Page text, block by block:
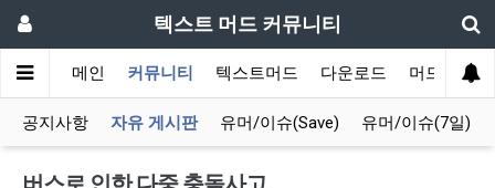
텍스트 머드 커뮤니티
메인 커뮤니티 텍스트머드 다운로드 머드 잡담
공지사항 자유 게시판 유머/이슈(Save) 유머/이슈(7일)